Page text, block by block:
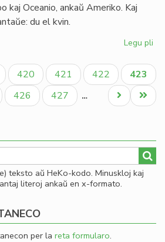
kaj Oceanio, ankaŭ Ameriko. Kaj
du el kvin.
Legu pli
la
Paĝo
420 Paĝo
421 Paĝo
422
Aktuala
paĝo
423
Paĝo
426 Paĝo
427 …
Last
page
Next
page
teksto aŭ HeKo-kodo. Minuskloj kaj
literoj ankaŭ en x-formato.
per la reta formularo.